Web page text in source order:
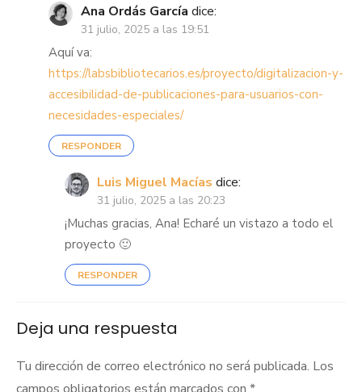
Ana Ordás García dice:
31 julio, 2025 a las 19:51
Aquí va:
https://labsbibliotecarios.es/proyecto/digitalizacion-y-
accesibilidad-de-publicaciones-para-usuarios-con-
necesidades-especiales/
RESPONDER
Luis Miguel Macías dice:
31 julio, 2025 a las 20:23
¡Muchas gracias, Ana! Echaré un vistazo a todo el
proyecto 🙂
RESPONDER
Deja una respuesta
Tu dirección de correo electrónico no será publicada. Los